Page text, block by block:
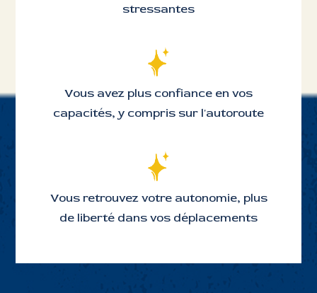
stressantes
Vous avez plus confiance en vos
capacités, y compris sur l'autoroute
Vous retrouvez votre autonomie, plus
de liberté dans vos déplacements